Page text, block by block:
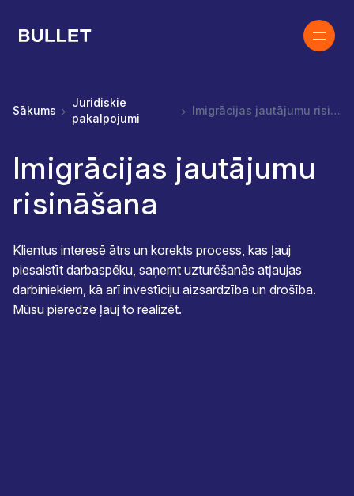
Sākums
Juridiskie
pakalpojumi
Imigrācijas jautājumu risināšana
Imigrācijas jautājumu
risināšana
Klientus interesē ātrs un korekts process, kas ļauj
piesaistīt darbaspēku, saņemt uzturēšanās atļaujas
darbiniekiem, kā arī investīciju aizsardzība un drošība.
Mūsu pieredze ļauj to realizēt.